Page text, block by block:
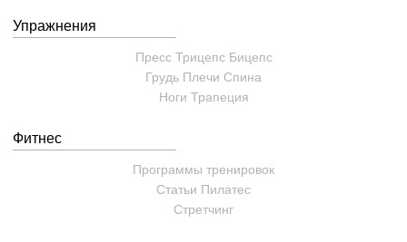
Упражнения
Пресс Трицепс Бицепс
Грудь Плечи Спина
Ноги Трапеция
Фитнес
Программы тренировок
Статьи Пилатес
Cтретчинг